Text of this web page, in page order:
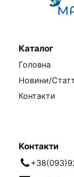
Каталог
Головна
Новини/
Контакти
Контакти